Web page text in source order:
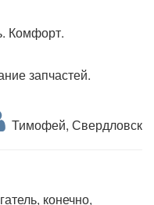
Комфорт.
запчастей.
Тимофей, Свердловск
конечно,